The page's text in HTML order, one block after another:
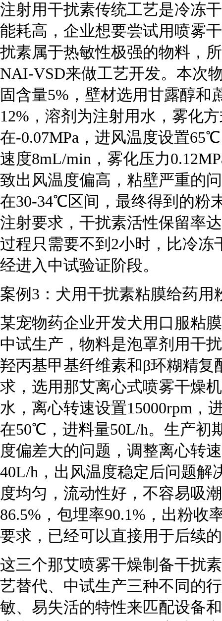
注射用干扰素传统工艺是冷冻
能耗高，企业想要尝试用喷雾
扰素属于热敏性极强的物料，
NAI-VSD来做工艺开发。本次
固含量5%，壁材选用甘露醇和
12%，溶剂为注射用水，雾化
在-0.07MPa，进风温度设置
速度8mL/min，雾化压力
致出风温度偏高，粘壁严重的
在30-34℃区间，最终得到的粉
注射要求，干扰素活性保留率
过程只需要不到2小时，比冷
经进入中试验证阶段。
案例3：犬用干扰素粘膜给药用
某宠物药企业开发犬用口服粘
中试生产，物料是泡罩剂用干
羟丙基甲基纤维素和β环糊精复
求，选用那艾离心式喷雾干燥
水，离心转速设置15000rpm，
在50℃，进料量50L/h。生产初
度偏差大的问题，调整离心转
40L/h，出风温度稳定后问题解
度均匀，流动性好，不容易吸
86.5%，包埋率90.1%，出粉收
要求，已经可以直接用于后续
这三个那艾喷雾干燥制备干扰
艺替代、中试生产三种不同的
敏、易失活的特性来匹配设备